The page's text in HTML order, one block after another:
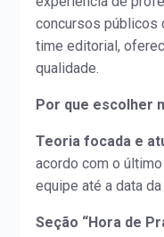
concursos públicos
time editorial,
qualidade.
Por que escolher
Teoria focada e
acordo com o
equipe até a data
Seção “Hora de